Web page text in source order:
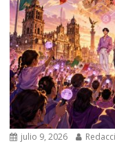
julio 9, 2026